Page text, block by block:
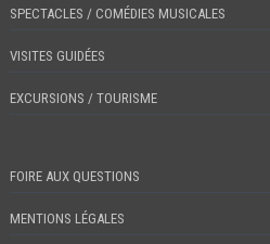
SPECTACLES / COMÉDIES MUSICALES
VISITES GUIDÉES
EXCURSIONS / TOURISME
FOIRE AUX QUESTIONS
MENTIONS LÉGALES